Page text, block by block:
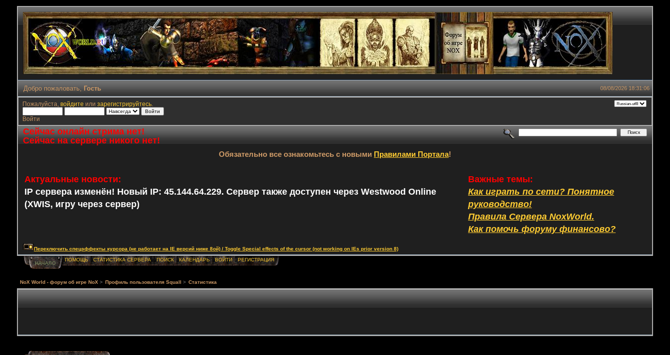
08/08/2026 18:31:06
Добро пожаловать, Гость
Пожалуйста, войдите или зарегистрируйтесь.
Войти
Сейчас онлайн стрима нет!
Сейчас на сервере никого нет!
Обязательно все ознакомьтесь с новыми Правилами Портала!
Актуальные новости:
IP сервера изменён! Новый IP: 45.144.64.229. Сервер также доступен через Westwood Online
(XWIS, игру через сервер)
Важные темы:
Как играть по сети? Понятное
руководство!
Правила Сервера NoxWorld.
Как помочь форуму финансово?
Переключить спецэффекты курсора (не работает на IE версий ниже 8ой) / Toggle Special effects of the cursor (not working on IEs prior version 8)
НАЧАЛО
ПОМОЩЬ СТАТИСТИКА СЕРВЕРА ПОИСК КАЛЕНДАРЬ ВОЙТИ РЕГИСТРАЦИЯ
NoX World - форум об игре NoX > Профиль пользователя Squall > Статистика